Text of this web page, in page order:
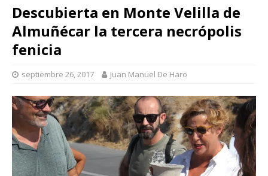
Descubierta en Monte Velilla de
Almuñécar la tercera necrópolis
fenicia
septiembre 26, 2017 Juan Manuel De Haro